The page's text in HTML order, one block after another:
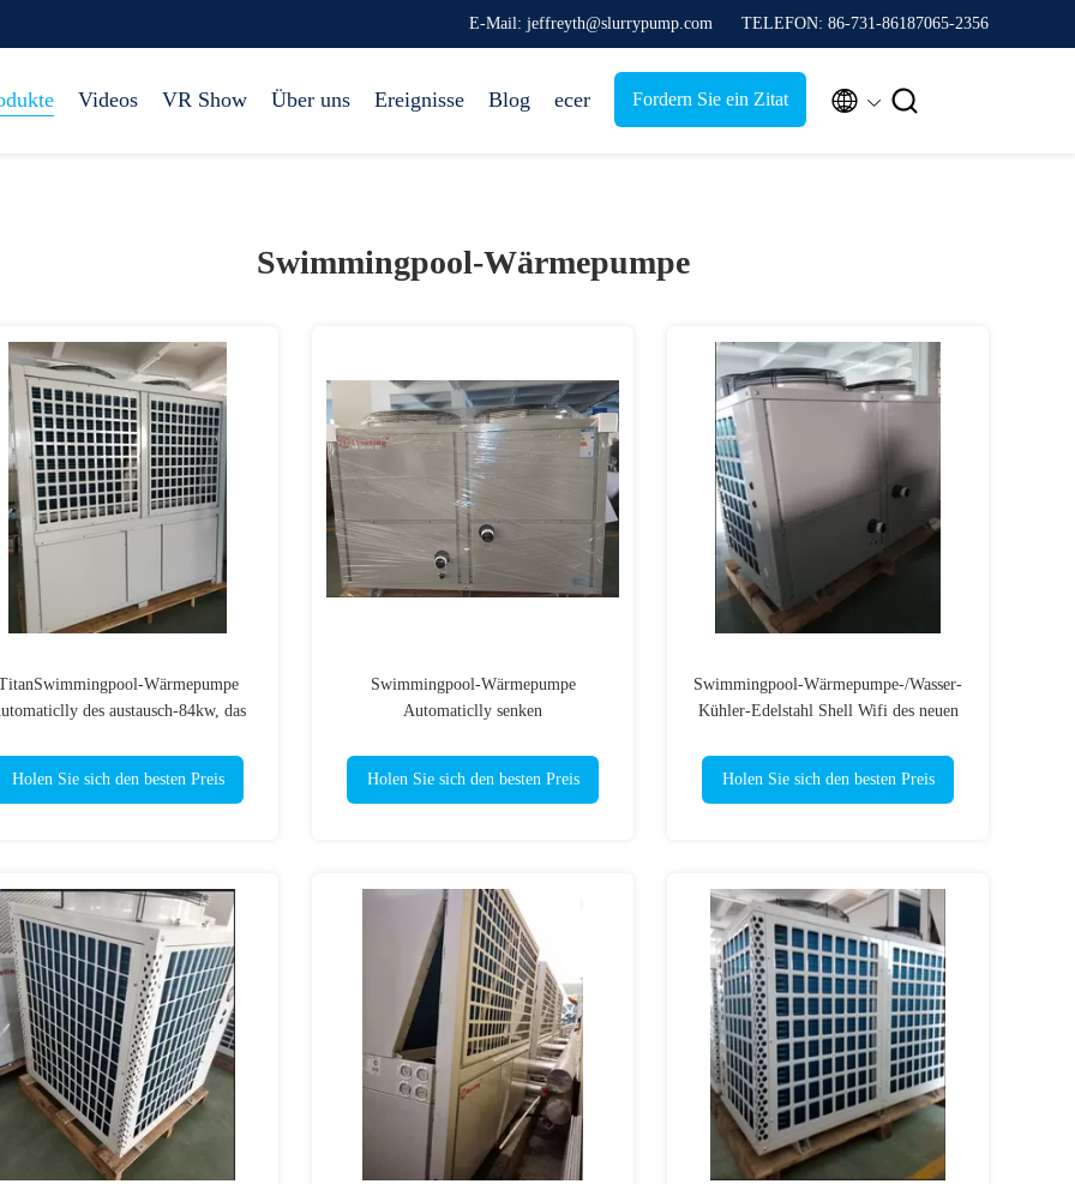
E-Mail: jeffreyth@slurrypump.com TELEFON: 86-731-86187065-2356
Videos VR Show Über uns Ereignisse Blog ecer Fordern Sie ein Zitat  
Swimmingpool-Wärmepumpe
Wärmepumpe
des austausch-84kw, das
Holen Sie sich den besten Preis
Swimmingpool-Wärmepumpe
Automaticlly senken
Holen Sie sich den besten Preis
Swimmingpool-Wärmepumpe-/Wasser-
Kühler-Edelstahl Shell Wifi des neuen
Holen Sie sich den besten Preis